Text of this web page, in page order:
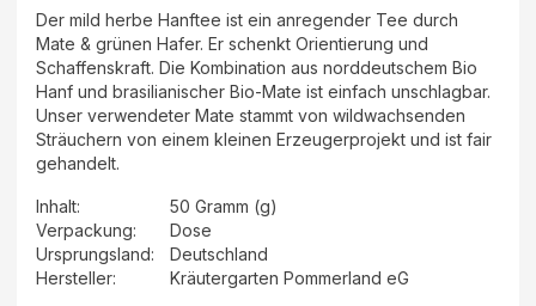
Der mild herbe Hanftee ist ein anregender Tee durch
Mate & grünen Hafer. Er schenkt Orientierung und
Schaffenskraft. Die Kombination aus norddeutschem Bio
Hanf und brasilianischer Bio-Mate ist einfach unschlagbar.
Unser verwendeter Mate stammt von wildwachsenden
Sträuchern von einem kleinen Erzeugerprojekt und ist fair
gehandelt.
Inhalt:
50 Gramm (g)
Verpackung:
Dose
Ursprungsland:
Deutschland
Hersteller: Kräutergarten Pommerland eG